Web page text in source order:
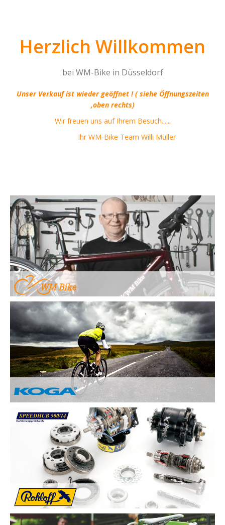
Herzlich Willkommen
bei WM-Bike in Düsseldorf
Unser Verkauf ist wieder geöffnet ! ( siehe Öffnungszeiten
,oben rechts)
Wir freuen uns auf Ihrem Besuch......
Ihr WM-Bike Team Willi Müller
Nach Ihren Vorstellungen fertigen wir individuelle und
einzigartige Räder und sind erst zufrieden, wenn Sie zufrieden
sind. Deswegen legen wir besonderen Wert auf:
Kundenzufriedenheit durch Individuelle
Kundenberatung
Sicherheit und Fahrkomfort durch hochwertige
Komponenten
...
Von Hand gebaute Perfektion.
Alle KOGA Fahrräder werden von Hand in Holland gefertigt
und bestechen durch tolles Design. KOGA bietet eine breite
Auswahl an qualitativ Hochwertigen Elektrorädern, City-Bikes,
Trekking- und Reiserädern, Mountainbikes und Rennrädern.
Die Rohloff SPEEDHUB 500/14 wurde für Profis und